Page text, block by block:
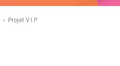
› Projet V.I.P.